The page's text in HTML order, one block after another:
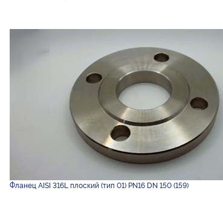
Фланец AISI 316L плоский (тип 01) PN16 DN 150 (159)